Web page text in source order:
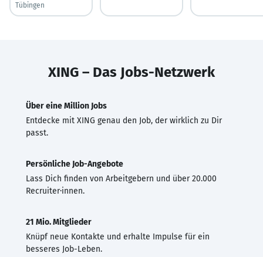
Tübingen
XING – Das Jobs-Netzwerk
Über eine Million Jobs
Entdecke mit XING genau den Job, der wirklich zu Dir
passt.
Persönliche Job-Angebote
Lass Dich finden von Arbeitgebern und über 20.000
Recruiter·innen.
21 Mio. Mitglieder
Knüpf neue Kontakte und erhalte Impulse für ein
besseres Job-Leben.